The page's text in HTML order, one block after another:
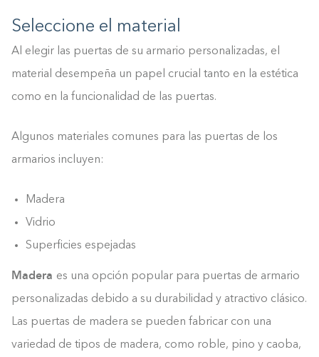
Seleccione el material
Al elegir las puertas de su armario personalizadas, el
material desempeña un papel crucial tanto en la estética
como en la funcionalidad de las puertas.
Algunos materiales comunes para las puertas de los
armarios incluyen:
Madera
Vidrio
Superficies espejadas
Madera es una opción popular para puertas de armario
personalizadas debido a su durabilidad y atractivo clásico.
Las puertas de madera se pueden fabricar con una
variedad de tipos de madera, como roble, pino y caoba,